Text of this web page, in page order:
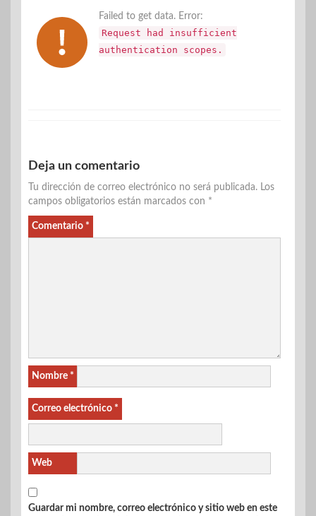
Failed to get data. Error:
Request had insufficient
authentication scopes.
Deja un comentario
Tu dirección de correo electrónico no será publicada. Los
campos obligatorios están marcados con *
Comentario *
Nombre *
Correo electrónico *
Web
Guardar mi nombre, correo electrónico y sitio web en este